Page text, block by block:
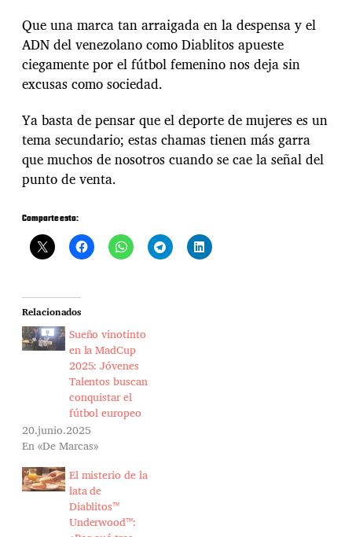
Que una marca tan arraigada en la despensa y el
ADN del venezolano como Diablitos apueste
ciegamente por el fútbol femenino nos deja sin
excusas como sociedad.
Ya basta de pensar que el deporte de mujeres es un
tema secundario; estas chamas tienen más garra
que muchos de nosotros cuando se cae la señal del
punto de venta.
Comparte esto:
Relacionados
Sueño vinotinto
en la MadCup
2025: Jóvenes
Talentos buscan
conquistar el
fútbol europeo
20.junio.2025
En «De Marcas»
El misterio de la
lata de
Diablitos™
Underwood™: